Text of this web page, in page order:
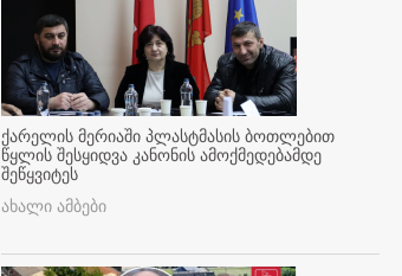
ქარელის მერიაში პლასტმასის ბოთლებით
წყლის შესყიდვა კანონის ამოქმედებამდე
შეწყვიტეს
ახალი ამბები